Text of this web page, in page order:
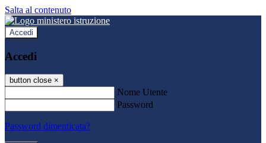
Salta al contenuto
Accedi
Accedi
button close ×
Nome Utente
Password
Password dimenticata?